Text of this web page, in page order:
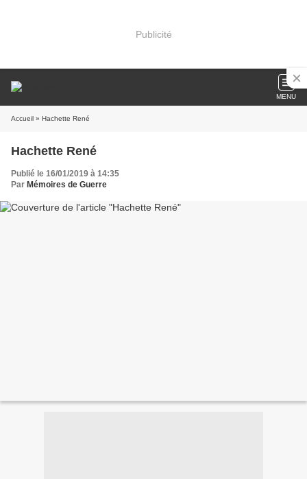
Publicité
MENU
Accueil » Hachette René
Hachette René
Publié le 16/01/2019 à 14:35
Par Mémoires de Guerre